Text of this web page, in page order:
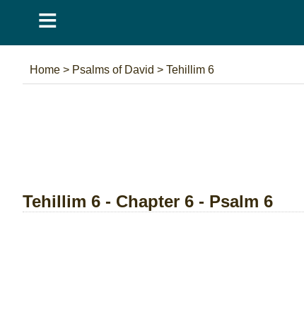
≡
Home > Psalms of David > Tehillim 6
Tehillim 6 - Chapter 6 - Psalm 6